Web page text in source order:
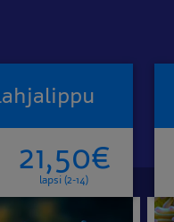
21,50€
lapsi (2-14)